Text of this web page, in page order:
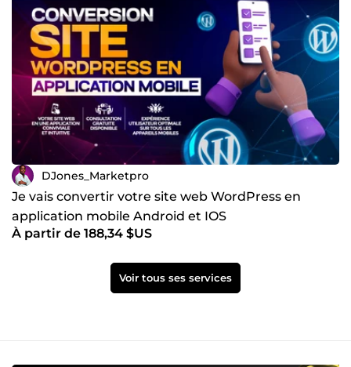
DJones_Marketpro
Je vais convertir votre site web WordPress en
application mobile Android et IOS
À partir de 188,34 $US
Voir tous ses services